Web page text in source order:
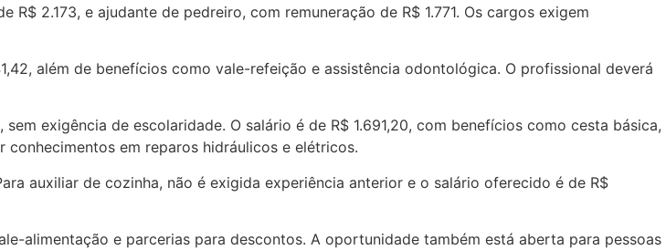
2.173, e ajudante de pedreiro, com remuneração de R$ 1.771. Os cargos exigem
além de benefícios como vale-refeição e assistência odontológica. O profissional deverá
exigência de escolaridade. O salário é de R$ 1.691,20, com benefícios como cesta básica,
em reparos hidráulicos e elétricos.
auxiliar de cozinha, não é exigida experiência anterior e o salário oferecido é de R$
alimentação e parcerias para descontos. A oportunidade também está aberta para pessoas